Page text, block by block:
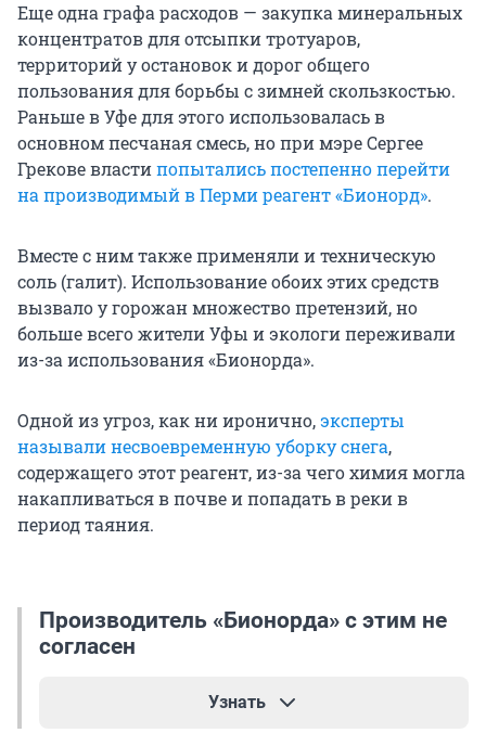
Еще одна графа расходов — закупка минеральных
концентратов для отсыпки тротуаров,
территорий у остановок и дорог общего
пользования для борьбы с зимней скользкостью.
Раньше в Уфе для этого использовалась в
основном песчаная смесь, но при мэре Сергее
Грекове властипопытались постепенно перейти
на производимый в Перми реагент «Бионорд».
Вместе с ним также применяли и техническую
соль (галит). Использование обоих этих средств
вызвало у горожан множество претензий, но
больше всего жители Уфы и экологи переживали
из-за использования «Бионорда».
Одной из угроз, как ни иронично,эксперты
называли несвоевременную уборку снега,
содержащего этот реагент, из-за чего химия могла
накапливаться в почве и попадать в реки в
период таяния.
Производитель «Бионорда» с этим не
согласен
Узнать